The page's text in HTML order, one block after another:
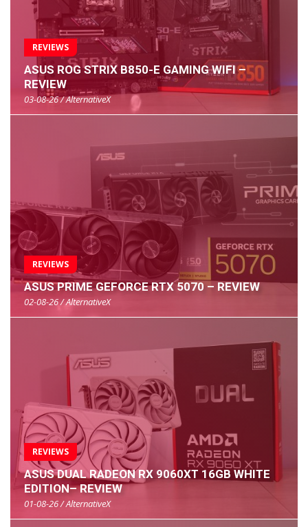
REVIEWS
ASUS ROG STRIX B850-E GAMING WIFI –
REVIEW
03-08-26 / AlternativeX
REVIEWS
ASUS PRIME GEFORCE RTX 5070 – REVIEW
02-08-26 / AlternativeX
REVIEWS
ASUS DUAL RADEON RX 9060XT 16GB WHITE
EDITION– REVIEW
01-08-26 / AlternativeX